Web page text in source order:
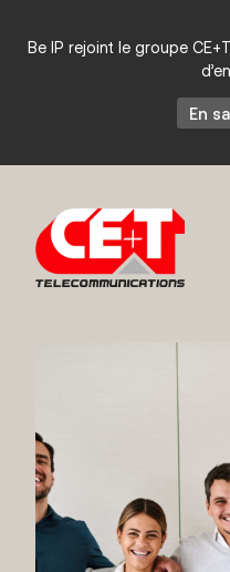
Be IP rejoint le groupe
En